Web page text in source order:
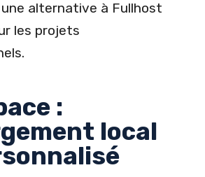
alternative à Fullhost
les projets
:
local